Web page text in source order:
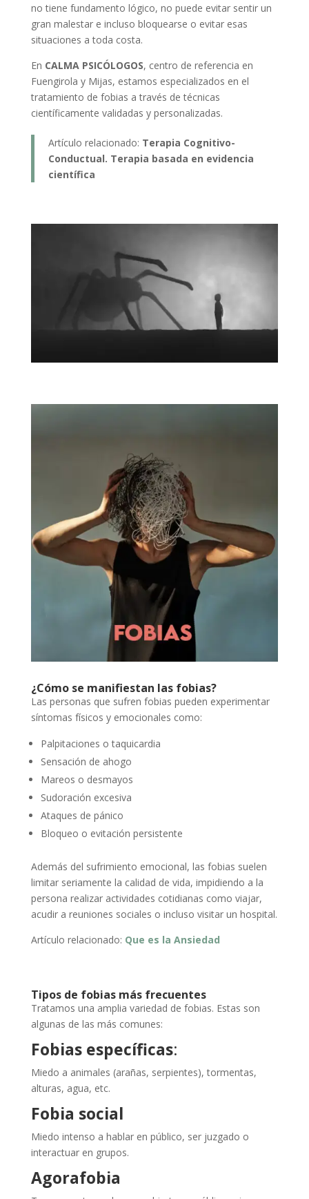
no tiene fundamento lógico, no puede evitar sentir un
gran malestar e incluso bloquearse o evitar esas
situaciones a toda costa.
En CALMA PSICÓLOGOS, centro de referencia en
Fuengirola y Mijas, estamos especializados en el
tratamiento de fobias a través de técnicas
científicamente validadas y personalizadas.
Artículo relacionado: Terapia Cognitivo-
Conductual. Terapia basada en evidencia
científica
¿Cómo se manifiestan las fobias?
Las personas que sufren fobias pueden experimentar
síntomas físicos y emocionales como:
Palpitaciones o taquicardia
Sensación de ahogo
Mareos o desmayos
Sudoración excesiva
Ataques de pánico
Bloqueo o evitación persistente
Además del sufrimiento emocional, las fobias suelen
limitar seriamente la calidad de vida, impidiendo a la
persona realizar actividades cotidianas como viajar,
acudir a reuniones sociales o incluso visitar un hospital.
Artículo relacionado: Que es la Ansiedad
Tipos de fobias más frecuentes
Tratamos una amplia variedad de fobias. Estas son
algunas de las más comunes:
Fobias específicas:
Miedo a animales (arañas, serpientes), tormentas,
alturas, agua, etc.
Fobia social
Miedo intenso a hablar en público, ser juzgado o
interactuar en grupos.
Agorafobia